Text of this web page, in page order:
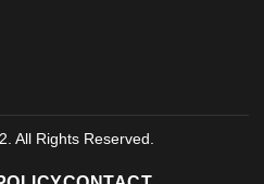
All Rights Reserved.